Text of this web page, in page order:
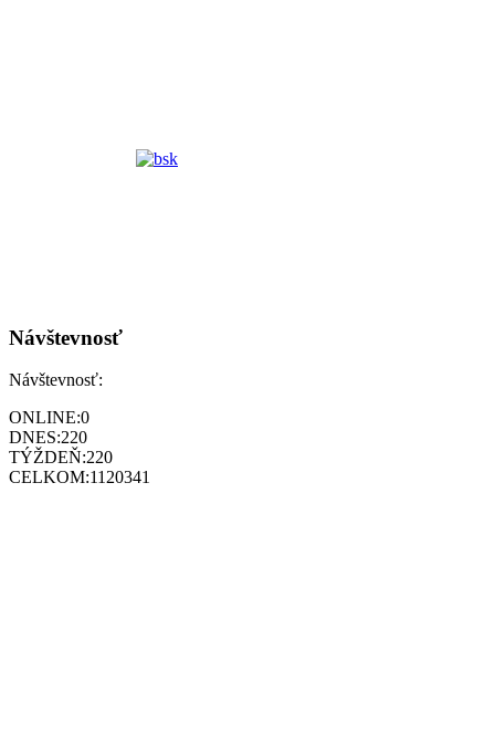
Návštevnosť
Návštevnosť:
ONLINE:0
DNES:220
TÝŽDEŇ:220
CELKOM:1120341